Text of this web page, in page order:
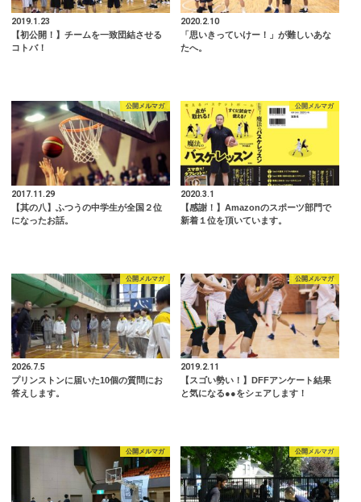
2019.1.23
【初公開！】チームを一致団結させる
コトバ！
2020.2.10
「思いきっていけー！」が難しいあな
たへ。
公開メルマガ
2017.11.29
【其の八】ふつうの中学生が全国２位
になったお話。
公開メルマガ
2020.3.1
【感謝！】Amazonのスポーツ部門で
新着１位を頂いています。
公開メルマガ
2026.7.5
プリンストンに届いた10個の質問にお
答えします。
公開メルマガ
2019.2.11
【スゴい勢い！】DFFアンケート結果
と気になる●●をシェアします！
公開メルマガ 公開メルマガ